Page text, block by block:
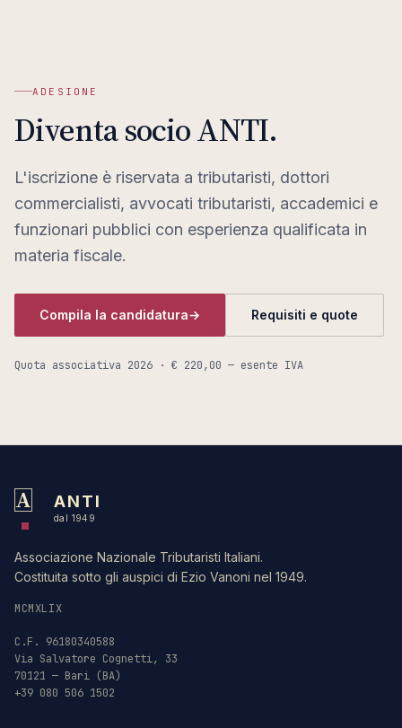
ADESIONE
Diventa socio ANTI.
L'iscrizione è riservata a tributaristi, dottori
commercialisti, avvocati tributaristi, accademici e
funzionari pubblici con esperienza qualificata in
materia fiscale.
Compila la candidatura→ Requisiti e quote
Quota associativa 2026 · € 220,00 — esente IVA
A ANTI
dal 1949
Associazione Nazionale Tributaristi Italiani.
Costituita sotto gli auspici di Ezio Vanoni nel 1949.
MCMXLIX
C.F. 96180340588
Via Salvatore Cognetti, 33
70121 — Bari (BA)
+39 080 506 1502